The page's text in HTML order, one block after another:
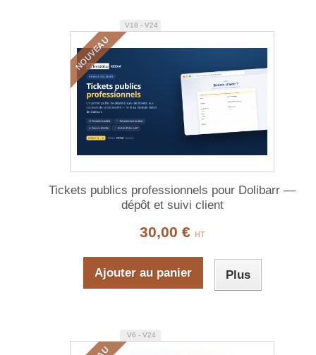
NOUVEAU
V18 - V24
Tickets publics professionnels pour Dolibarr —
dépôt et suivi client
30,00 € HT
Ajouter au panier Plus
V6 - V24